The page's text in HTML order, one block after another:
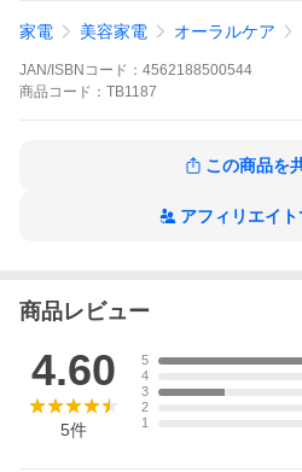
柔軟なブラシヘッドが独特の口内の
ブラシ摩耗インジケーターでブラシ
視聴ページへ(外部サイト)
家電 美容家電 オーラルケア
JAN/ISBNコード： 4562188500544
商品 コード： TB1187
この商品を
アフィリエイ
商品レビュー
4.60
5件
5
4
3
2
1